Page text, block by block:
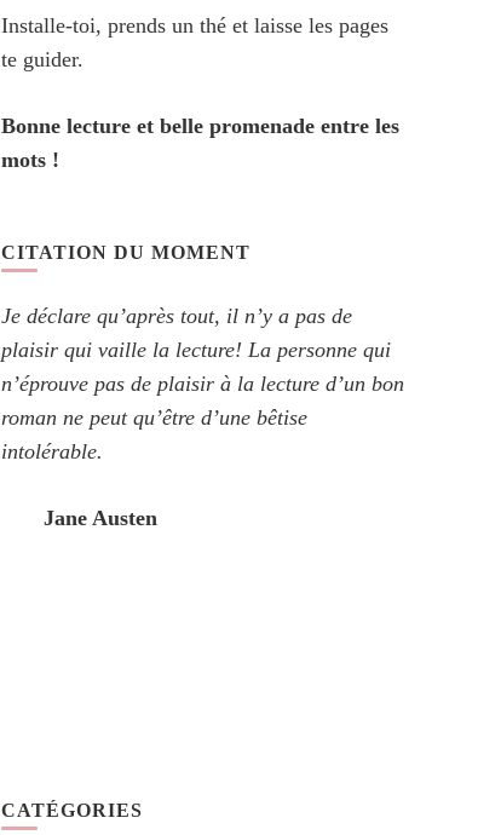
Installe-toi, prends un thé et laisse les pages
te guider.
Bonne lecture et belle promenade entre les
mots !
CITATION DU MOMENT
Je déclare qu’après tout, il n’y a pas de
plaisir qui vaille la lecture! La personne qui
n’éprouve pas de plaisir à la lecture d’un bon
roman ne peut qu’être d’une bêtise
intolérable.
Jane Austen
CATÉGORIES